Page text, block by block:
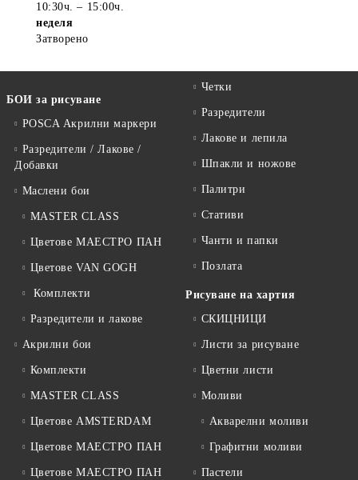
10:30ч. – 15:00ч.
неделя
Затворено
БОИ за рисуване
POSCA Акрилни маркери
Разредители / Лакове /
Добавки
Маслени бои
MASTER CLASS
Цветове МАЕСТРО ПАН
Цветове VAN GOGH
Комплекти
Разредители и лакове
Акрилни бои
Комплекти
MASTER CLASS
Цветове AMSTERDAM
Цветове МАЕСТРО ПАН
Цветове МАЕСТРО ПАН
Четки
Разредители
Лакове и лепила
Шпакли и ножове
Палитри
Стативи
Чанти и папки
Позлата
Рисуване на хартия
СКИЦНИЦИ
Листи за рисуване
Цветни листи
Моливи
Акварелни моливи
Графитни моливи
Пастели